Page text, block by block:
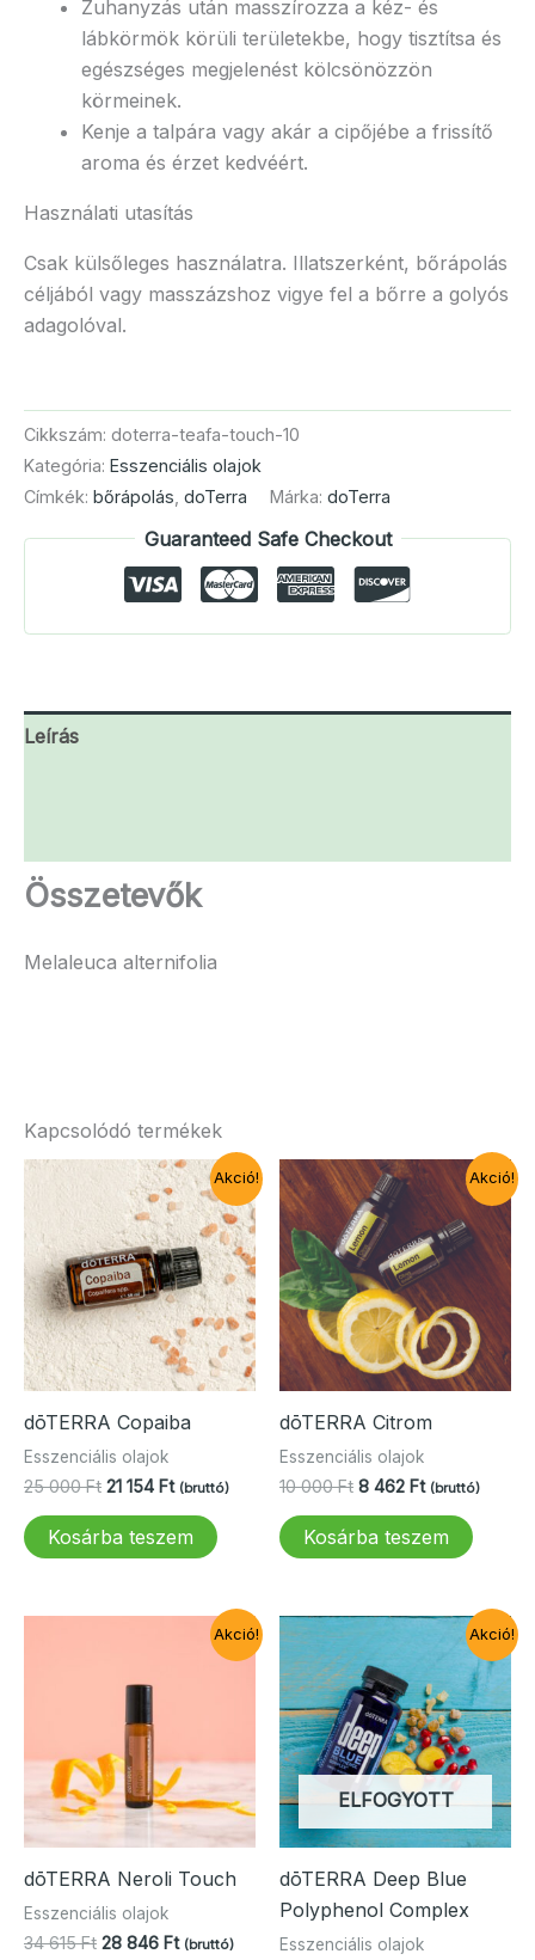
Zuhanyzás után masszírozza a kéz- és
lábkörmök körüli területekbe, hogy tisztítsa és
egészséges megjelenést kölcsönözzön
körmeinek.
Kenje a talpára vagy akár a cipőjébe a frissítő
aroma és érzet kedvéért.
Használati utasítás
Csak külsőleges használatra. Illatszerként, bőrápolás
céljából vagy masszázshoz vigye fel a bőrre a golyós
adagolóval.
Cikkszám: doterra-teafa-touch-10
Kategória: Esszenciális olajok
Címkék: bőrápolás doTerra Márka: doTerra
Guaranteed Safe Checkout
Leírás
Összetevők
Melaleuca alternifolia
Kapcsolódó termékek
Akció!
dōTERRA Copaiba
Esszenciális olajok
25 000Ft Original
was:
25
21 154 FtCurrent
21
(bruttó)
Kosárba teszem
Akció!
dōTERRA Citrom
Esszenciális olajok
10 000Ft Original
was:
10
8 462 FtCurrent
8
(bruttó)
Kosárba teszem
Akció!
dōTERRA Neroli Touch
Esszenciális olajok
34 615Ft Original
28 846 FtCurrent
(bruttó)
Akció!
ELFOGYOTT
dōTERRA Deep Blue
Polyphenol Complex
Esszenciális olajok